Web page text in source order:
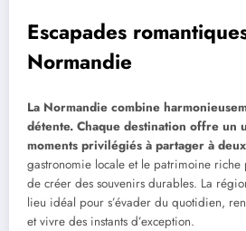
Escapades
Normandie
La Normandie combine
détente. Chaque destination offre un
moments privilégiés à partager à deux
gastronomie locale et le patrimoine riche
de créer des souvenirs durables. La
lieu idéal pour s’évader du quotidien,
et vivre des instants d’exception.